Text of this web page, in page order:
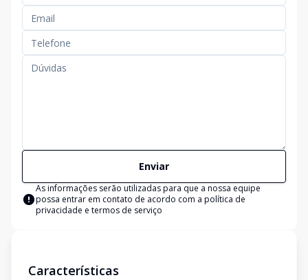
Enviar
As informações serão utilizadas para que a nossa equipe
possa entrar em contato de acordo com a política de
privacidade e termos de serviço
Características